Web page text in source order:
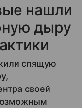
нашли
дыру
спящую
своей